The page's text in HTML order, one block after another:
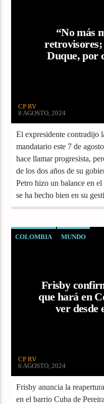
“No más
Duque, por
CP RV
8 AGOSTO, 2024
El expresidente contradijo
mandatario este 7 de
hace llamar progresista,
de los dos años de su
Petro hizo un balance en
se ha hecho bien en su
COLOMBIA MUNDO
Frisby
que hará en
ver desde
CP RV
6 AGOSTO, 2024
Frisby anuncia la
en el barrio Cuba de